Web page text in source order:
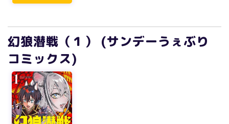
幻狼潜戦（１） (サンデーうぇぶり
コミックス)